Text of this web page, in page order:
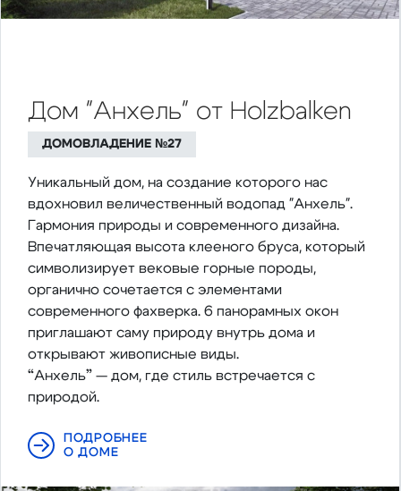
Дом "Анхель" от Holzbalken
ДОМОВЛАДЕНИЕ №27
Уникальный дом, на создание которого нас
вдохновил величественный водопад "Анхель".
Гармония природы и современного дизайна.
Впечатляющая высота клееного бруса, который
символизирует вековые горные породы,
органично сочетается с элементами
современного фахверка. 6 панорамных окон
приглашают саму природу внутрь дома и
открывают живописные виды.
“Анхель” — дом, где стиль встречается с
природой.
ПОДРОБНЕЕ
О ДОМЕ